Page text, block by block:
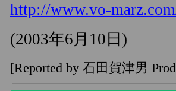
http://www.vo-
(2003年6月10日)
[Reported by 石田賀津男